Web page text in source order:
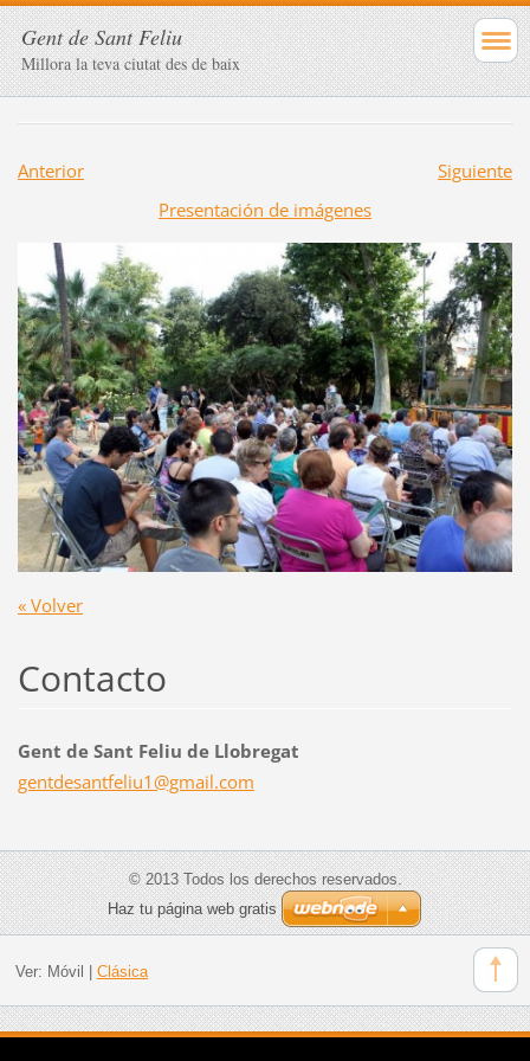
Gent de Sant Feliu
Millora la teva ciutat des de baix
Anterior
Siguiente
Presentación de imágenes
« Volver
Contacto
Gent de Sant Feliu de Llobregat
gentdesantfeliu1@gmail.com
© 2013 Todos los derechos reservados.
Haz tu página web gratis
Ver: Móvil | Clásica